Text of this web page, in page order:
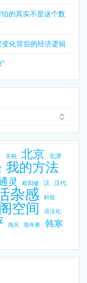
的其实不是这个数
化背后的经济逻辑
关税 北京 北漂
我的方法
灵 欧阳健 汉 汉代
杂感 科技
空间 语法化
阅兵 陈年希 韩寒